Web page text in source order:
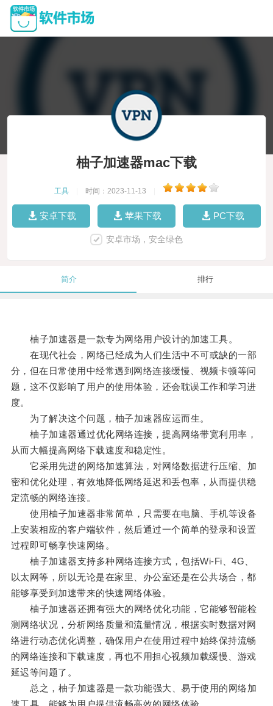
柚子加速器mac下载
工具 时间：2023-11-13
安卓下载 苹果下载 PC下载
安卓市场，安全绿色
简介 排行
柚子加速器是一款专为网络用户设计的加速工具。
在现代社会，网络已经成为人们生活中不可或缺的一部
分，但在日常使用中经常遇到网络连接缓慢、视频卡顿等问
题，这不仅影响了用户的使用体验，还会耽误工作和学习进
度。
为了解决这个问题，柚子加速器应运而生。
柚子加速器通过优化网络连接，提高网络带宽利用率，
从而大幅提高网络下载速度和稳定性。
它采用先进的网络加速算法，对网络数据进行压缩、加
密和优化处理，有效地降低网络延迟和丢包率，从而提供稳
定流畅的网络连接。
使用柚子加速器非常简单，只需要在电脑、手机等设备
上安装相应的客户端软件，然后通过一个简单的登录和设置
过程即可畅享快速网络。
柚子加速器支持多种网络连接方式，包括Wi-Fi、4G、
以太网等，所以无论是在家里、办公室还是在公共场合，都
能够享受到加速带来的快速网络体验。
柚子加速器还拥有强大的网络优化功能，它能够智能检
测网络状况，分析网络质量和流量情况，根据实时数据对网
络进行动态优化调整，确保用户在使用过程中始终保持流畅
的网络连接和下载速度，再也不用担心视频加载缓慢、游戏
延迟等问题了。
总之，柚子加速器是一款功能强大、易于使用的网络加